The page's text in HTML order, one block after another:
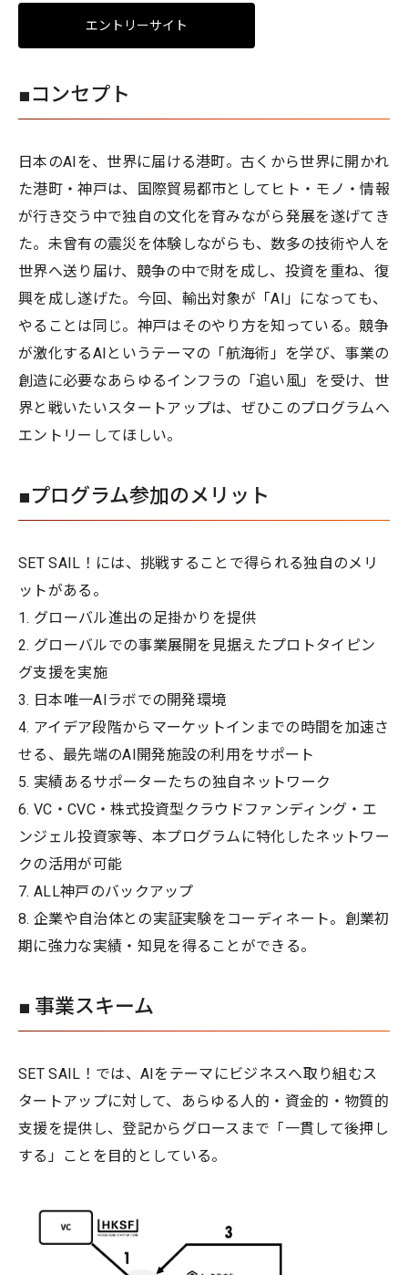
エントリーサイト
■コンセプト
日本のAIを、世界に届ける港町。古くから世界に開かれ
た港町・神戸は、国際貿易都市としてヒト・モノ・情報
が行き交う中で独自の文化を育みながら発展を遂げてき
た。未曾有の震災を体験しながらも、数多の技術や人を
世界へ送り届け、競争の中で財を成し、投資を重ね、復
興を成し遂げた。今回、輸出対象が「AI」になっても、
やることは同じ。神戸はそのやり方を知っている。競争
が激化するAIというテーマの「航海術」を学び、事業の
創造に必要なあらゆるインフラの「追い風」を受け、世
界と戦いたいスタートアップは、ぜひこのプログラムへ
エントリーしてほしい。
■プログラム参加のメリット
SET SAIL！には、挑戦することで得られる独自のメリ
ットがある。
1. グローバル進出の足掛かりを提供
2. グローバルでの事業展開を見据えたプロトタイピン
グ支援を実施
3. 日本唯一AIラボでの開発環境
4. アイデア段階からマーケットインまでの時間を加速さ
せる、最先端のAI開発施設の利用をサポート
5. 実績あるサポーターたちの独自ネットワーク
6. VC・CVC・株式投資型クラウドファンディング・エ
ンジェル投資家等、本プログラムに特化したネットワー
クの活用が可能
7. ALL神戸のバックアップ
8. 企業や自治体との実証実験をコーディネート。創業初
期に強力な実績・知見を得ることができる。
■ 事業スキーム
SET SAIL！では、AIをテーマにビジネスへ取り組むス
タートアップに対して、あらゆる人的・資金的・物質的
支援を提供し、登記からグロースまで「一貫して後押し
する」ことを目的としている。